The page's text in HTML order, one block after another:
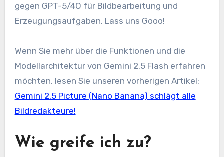
gegen GPT-5/4O für Bildbearbeitung und
Erzeugungsaufgaben. Lass uns Gooo!
Wenn Sie mehr über die Funktionen und die
Modellarchitektur von Gemini 2.5 Flash erfahren
möchten, lesen Sie unseren vorherigen Artikel:
Gemini 2.5 Picture (Nano Banana) schlägt alle
Bildredakteure!
Wie greife ich zu?